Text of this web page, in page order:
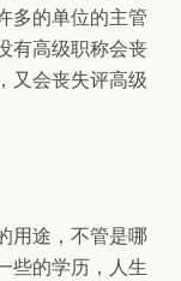
多的单位的主管
有高级职称会丧
又会丧失评高级
途，不管是哪
些的学历，人生